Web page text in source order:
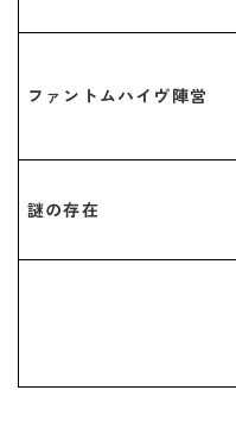
ファントムハイヴ陣営
謎の存在